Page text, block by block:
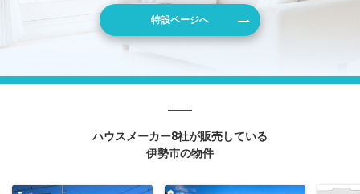
特設ページへ
ハウスメーカー8社が販売している
伊勢市の物件